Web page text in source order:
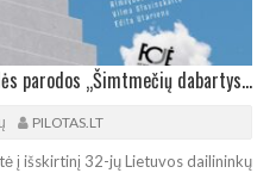
MONUMENTALISTŲ SEKCIJA: Dailės parodos „Šimtmečių dabartys“ atidarymas Trakuose
PILOTAS.LT
į išskirtinį 32-jų Lietuvos dailininkų